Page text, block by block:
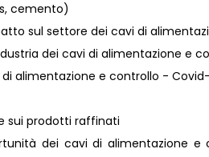
cemento)
sul settore dei cavi di
dei cavi di alimentazione e
di alimentazione e controllo -
sui prodotti raffinati
dei cavi di alimentazione e